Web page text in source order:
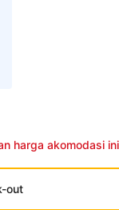
harga akomodasi ini
out